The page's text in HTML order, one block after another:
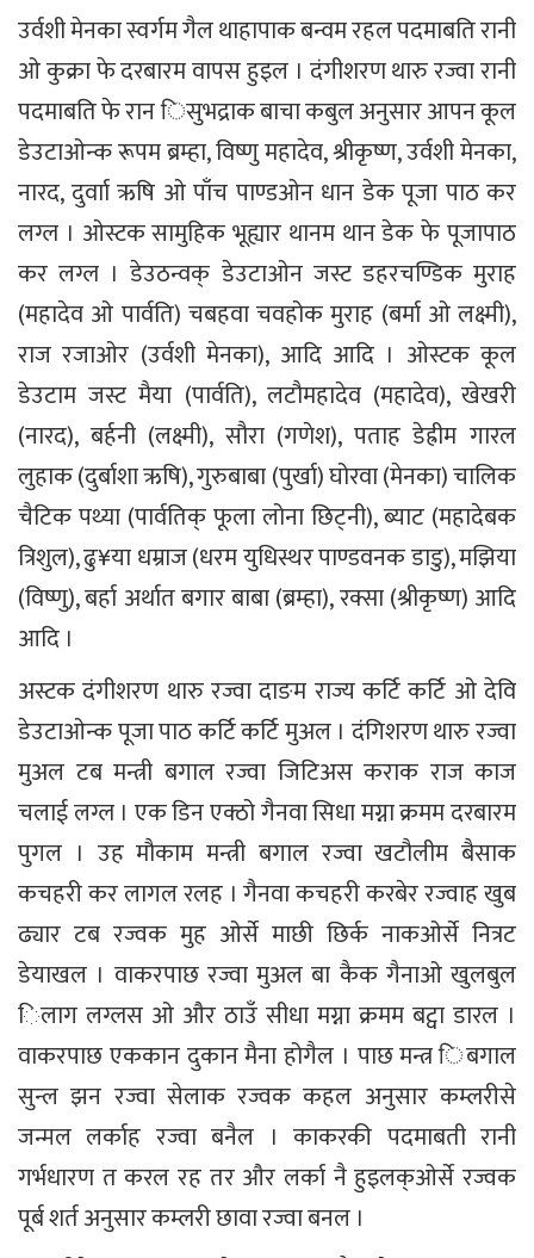
उर्वशी मेनका स्वर्गम गैल थाहापाक बन्वम रहल पदमाबति रानी
ओ कुक्रा फे दरबारम वापस हुइल । दंगीशरण थारु रज्वा रानी
पदमाबति फे रान िसुभद्राक बाचा कबुल अनुसार आपन कूल
डेउटाओन्क रूपम ब्रम्हा, विष्णु महादेव, श्रीकृष्ण, उर्वशी मेनका,
नारद, दुर्वाा ऋषि ओ पाँच पाण्डओन धान डेक पूजा पाठ कर
लग्ल । ओस्टक सामुहिक भूह्यार थानम थान डेक फे पूजापाठ
कर लग्ल । डेउठन्वक् डेउटाओन जस्ट डहरचण्डिक मुराह
(महादेव ओ पार्वति) चबहवा चवहोक मुराह (बर्मा ओ लक्ष्मी),
राज रजाओर (उर्वशी मेनका), आदि आदि । ओस्टक कूल
डेउटाम जस्ट मैया (पार्वति), लटौमहादेव (महादेव), खेखरी
(नारद), बर्हनी (लक्ष्मी), सौरा (गणेश), पताह डेह्रीम गारल
लुहाक (दुर्बाशा ऋषि), गुरुबाबा (पुर्खा) घोरवा (मेनका) चालिक
चैटिक पथ्या (पार्वतिक् फूला लोना छिट्नी), ब्याट (महादेबक
त्रिशुल), ढु¥या धम्राज (धरम युधिस्थर पाण्डवनक डाडु), मझिया
(विष्णु), बर्हा अर्थात बगार बाबा (ब्रम्हा), रक्सा (श्रीकृष्ण) आदि
आदि ।
अस्टक दंगीशरण थारु रज्वा दाङम राज्य कर्टि कर्टि ओ देवि
डेउटाओन्क पूजा पाठ कर्टि कर्टि मुअल । दंगिशरण थारु रज्वा
मुअल टब मन्त्री बगाल रज्वा जिटिअस कराक राज काज
चलाई लग्ल । एक डिन एक्ठो गैनवा सिधा मग्ना क्रमम दरबारम
पुगल । उह मौकाम मन्त्री बगाल रज्वा खटौलीम बैसाक
कचहरी कर लागल रलह । गैनवा कचहरी करबेर रज्वाह खुब
ढ्यार टब रज्वक मुह ओर्से माछी छिर्क नाकओर्से नित्रट
डेयाखल । वाकरपाछ रज्वा मुअल बा कैक गैनाओ खुलबुल
िलाग लग्लस ओ और ठाउँ सीधा मग्ना क्रमम बट्वा डारल ।
वाकरपाछ एककान दुकान मैना होगैल । पाछ मन्त्र िबगाल
सुन्ल झन रज्वा सेलाक रज्वक कहल अनुसार कम्लरीसे
जन्मल लर्काह रज्वा बनैल । काकरकी पदमाबती रानी
गर्भधारण त करल रह तर और लर्का नै हुइलक्ओर्से रज्वक
पूर्ब शर्त अनुसार कम्लरी छावा रज्वा बनल ।